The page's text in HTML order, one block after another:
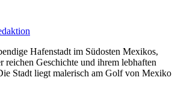
Hafenstadt im Südosten Mexikos,
reichen Geschichte und ihrem lebhaften
Stadt liegt malerisch am Golf von Mexiko